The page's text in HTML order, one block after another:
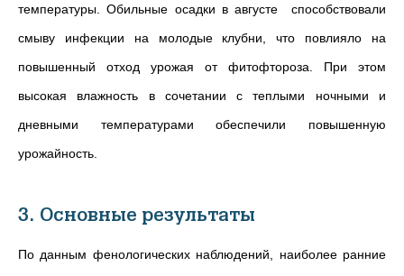
температуры. Обильные осадки в августе способствовали
смыву инфекции на молодые клубни, что повлияло на
повышенный отход урожая от фитофтороза. При этом
высокая влажность в сочетании с теплыми ночными и
дневными температурами обеспечили повышенную
урожайность.
3. Основные результаты
По данным фенологических наблюдений, наиболее ранние